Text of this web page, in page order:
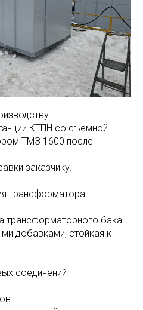
КТПН со съемной
ТМЗ 1600 после
заказчику.
трансформатора:
трансформаторного бака
добавками, стойкая к
соединений